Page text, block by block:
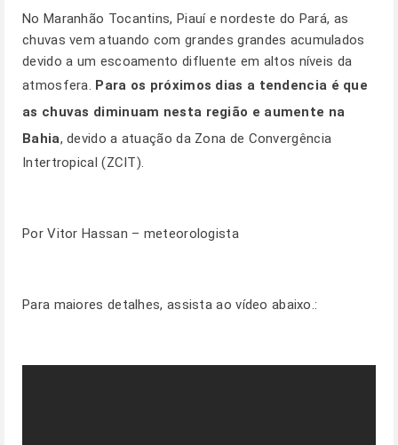
No Maranhão Tocantins, Piauí e nordeste do Pará, as
chuvas vem atuando com grandes grandes acumulados
devido a um escoamento difluente em altos níveis da
atmosfera. Para os próximos dias a tendencia é que
as chuvas diminuam nesta região e aumente na
Bahia, devido a atuação da Zona de Convergência
Intertropical (ZCIT).
Por Vitor Hassan – meteorologista
Para maiores detalhes, assista ao vídeo abaixo.: